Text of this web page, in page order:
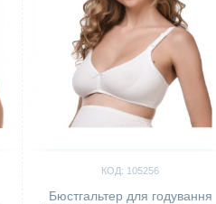
КОД: 105256
Бюстгальтер для годування